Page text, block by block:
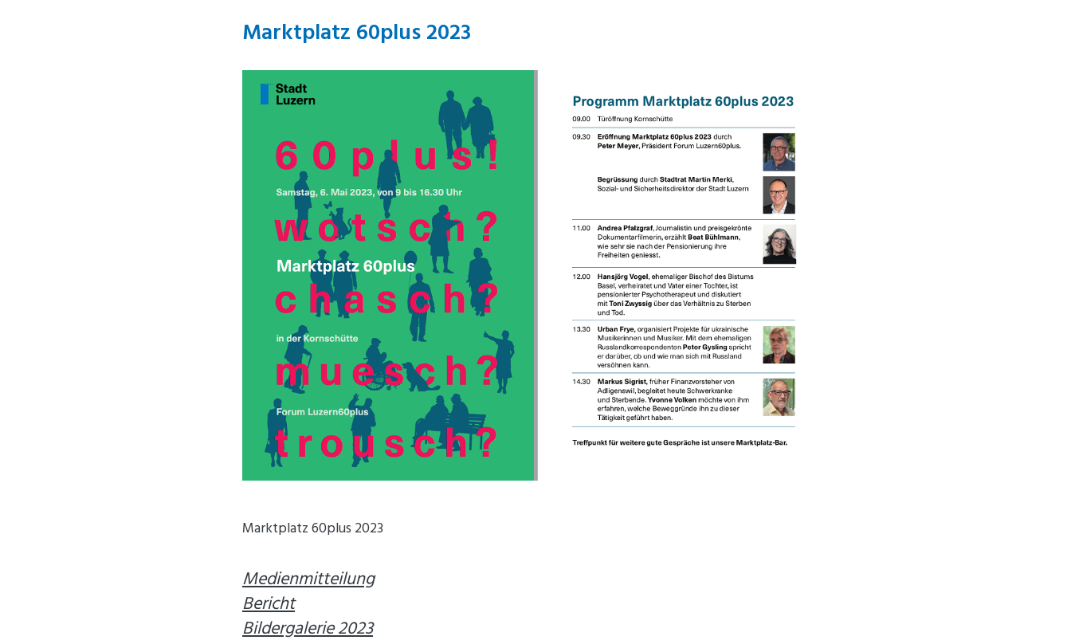
Marktplatz 60plus 2023
Marktplatz 60plus 2023
Medienmitteilung
Bericht
Bildergalerie 2023